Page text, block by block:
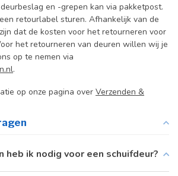
en -grepen kan via pakketpost.
retourlabel sturen. Afhankelijk van de
dat de kosten voor het retourneren voor
het retourneren van deuren willen wij je
op te nemen via
.
op onze pagina over Verzenden &
ik nodig voor een schuifdeur?